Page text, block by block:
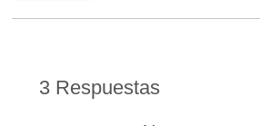
3 Respuestas